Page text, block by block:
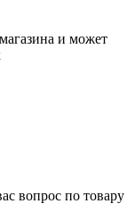
и может
вопрос по товару